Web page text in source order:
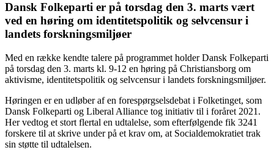
Dansk Folkeparti er på torsdag den 3. marts vært
ved en høring om identitetspolitik og selvcensur i
landets forskningsmiljøer
Med en række kendte talere på programmet holder Dansk Folkeparti
på torsdag den 3. marts kl. 9-12 en høring på Christiansborg om
aktivisme, identitetspolitik og selvcensur i landets forskningsmiljøer.
Høringen er en udløber af en forespørgselsdebat i Folketinget, som
Dansk Folkeparti og Liberal Alliance tog initiativ til i foråret 2021.
Her vedtog et stort flertal en udtalelse, som efterfølgende fik 3241
forskere til at skrive under på et krav om, at Socialdemokratiet trak
sin støtte til udtalelsen.